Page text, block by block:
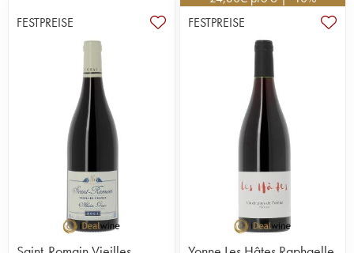
FESTPREISE
FESTPREISE